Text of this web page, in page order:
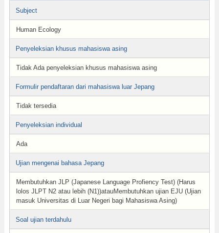
Subject
Human Ecology
Penyeleksian khusus mahasiswa asing
Tidak Ada penyeleksian khusus mahasiswa asing
Formulir pendaftaran dari mahasiswa luar Jepang
Tidak tersedia
Penyeleksian individual
Ada
Ujian mengenai bahasa Jepang
Membutuhkan JLP (Japanese Language Profiency Test) (Harus
lolos JLPT N2 atau lebih (N1))atauMembutuhkan ujian EJU (Ujian
masuk Universitas di Luar Negeri bagi Mahasiswa Asing)
Soal ujian terdahulu